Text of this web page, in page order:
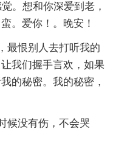
。想和你深爱到老，
。爱你！。晚安！
最恨别人去打听我的
我们握手言欢，如果
的秘密。我的秘密，
候没有伤，不会哭